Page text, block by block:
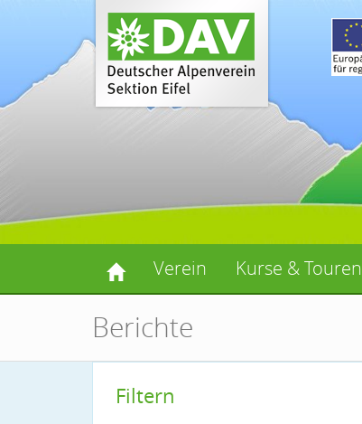
Verein Kurse & Touren
Berichte
Filtern